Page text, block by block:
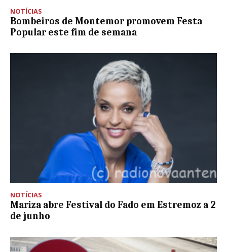
NOTÍCIAS
Bombeiros de Montemor promovem Festa
Popular este fim de semana
NOTÍCIAS
Mariza abre Festival do Fado em Estremoz a 2
de junho